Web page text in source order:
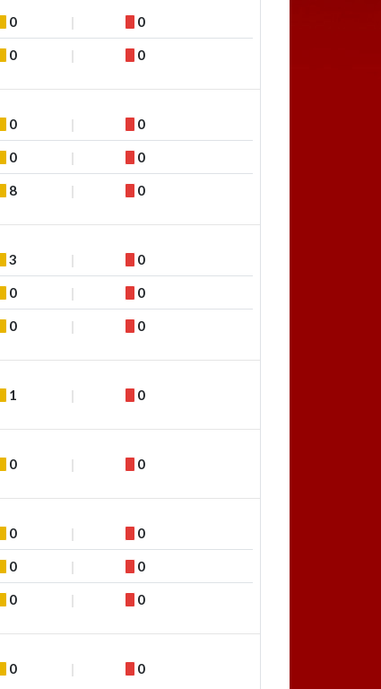
0 0
0 0
0 0
0 0
8 0
3 0
0 0
0 0
1 0
0 0
0 0
0 0
0 0
0 0